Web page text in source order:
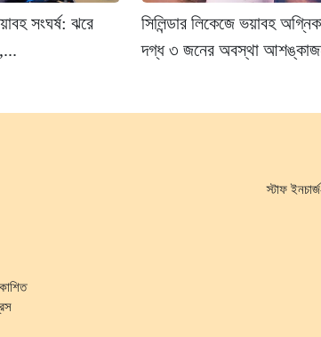
সংঘর্ষ: ঝরে
সিলিন্ডার লিকেজে ভয়াবহ
দগ্ধ ৩ জনের অবস্থা
স্টাফ